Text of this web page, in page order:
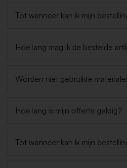
Tot wanneer kan ik mijn
Hoe lang mag ik de bestelde
Worden niet gebruikte
Hoe lang is mijn offerte geldig?
Tot wanneer kan ik mijn